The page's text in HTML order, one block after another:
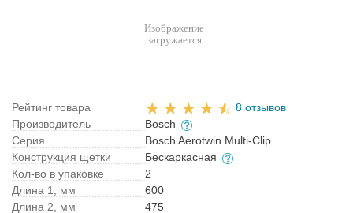
Рейтинг товара
8 отзывов
Производитель
Bosch
Серия
Bosch Aerotwin Multi-Clip
Конструкция щетки
Бескаркасная
Кол-во в упаковке
2
Длина 1, мм
600
Длина 2, мм
475